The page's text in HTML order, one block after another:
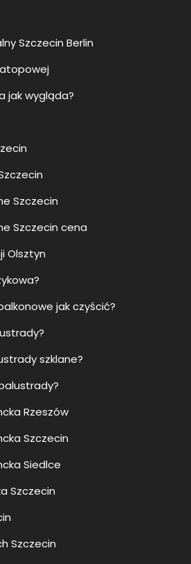
Szczecin Berlin
jak wygląda?
Szczecin
Szczecin cena
Olsztyn
jak czyścić?
szklane?
Rzeszów
Szczecin
Siedlce
Szczecin
Szczecin